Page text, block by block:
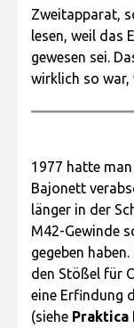
Zweitapparat,
lesen, weil das
gewesen sei.
wirklich so war,
1977 hatte
Bajonett
länger in der
M42-Gewinde
gegeben
den Stößel für
eine Erfindung
(siehe Praktica